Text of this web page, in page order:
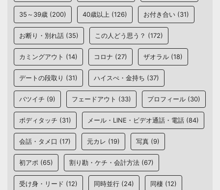
35～39歳 (200) 40歳以上 (126) お付き合い (31)
お断り・別れ話 (35) この人どう思う？ (172)
カミングアウト (14) コロナ (27) ザオラル (18)
デートの段取り (31) ハイスぺ・金持ち (37)
バツイチ (9) フェードアウト (33) プロフィール (30)
ボディタッチ (31) メール・LINE・ビデオ通話・電話 (84)
会話・タメ口 (17) 元カレ (19) 写真 (9)
初アポ (65) 割り勘・ケチ・会計方法 (67)
受け身・リード (12) 同時並行 (24) 同棲 (12)